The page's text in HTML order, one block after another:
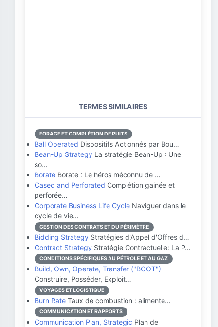
TERMES SIMILAIRES
FORAGE ET COMPLÉTION DE PUITS
Ball Operated Dispositifs Actionnés par Bou…
Bean-Up Strategy La stratégie Bean-Up : Une
so…
Borate Borate : Le héros méconnu de …
Cased and Perforated Complétion gainée et
perforée…
Corporate Business Life Cycle Naviguer dans le
cycle de vie…
GESTION DES CONTRATS ET DU PÉRIMÈTRE
Bidding Strategy Stratégies d'Appel d'Offres d…
Contract Strategy Stratégie Contractuelle: La P…
CONDITIONS SPÉCIFIQUES AU PÉTROLE ET AU GAZ
Build, Own, Operate, Transfer ("BOOT")
Construire, Posséder, Exploit…
VOYAGES ET LOGISTIQUE
Burn Rate Taux de combustion : alimente…
COMMUNICATION ET RAPPORTS
Communication Plan, Strategic Plan de